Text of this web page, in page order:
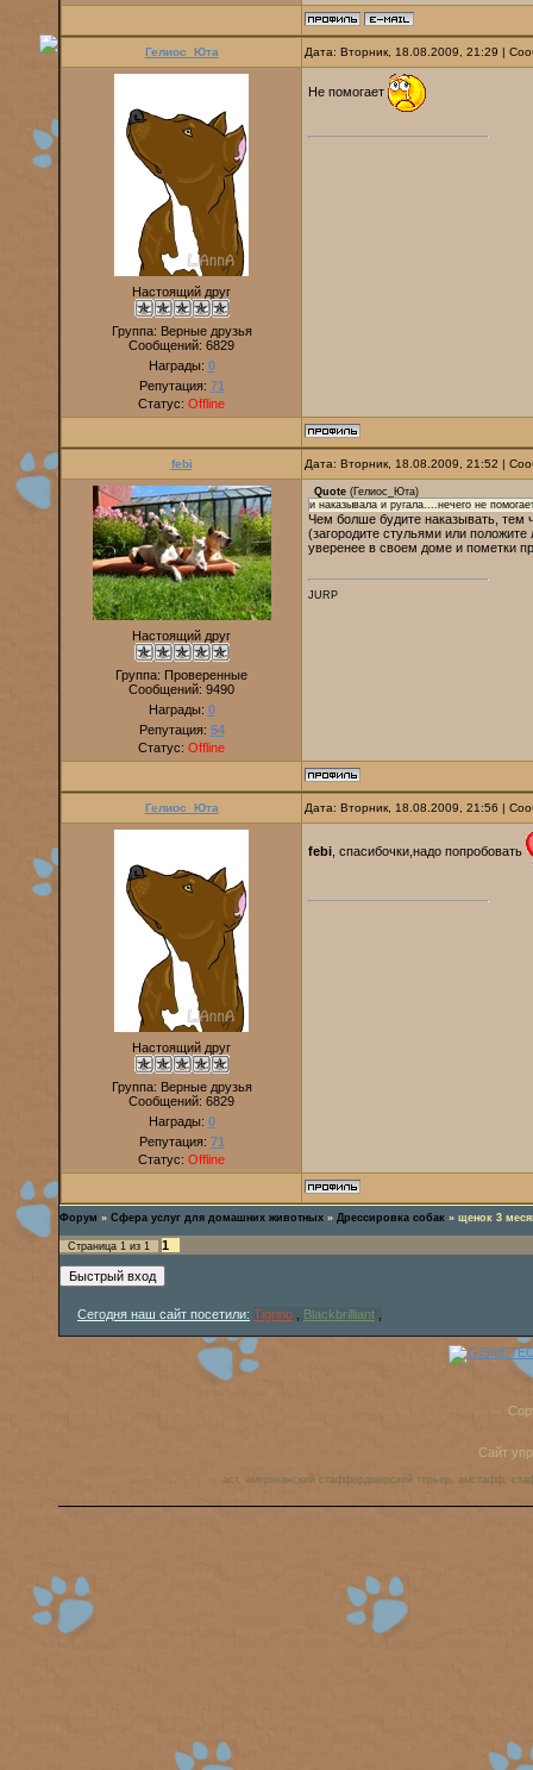
Гелиос_Юта Дата: Вторник, 18.08.2009, 21:29 |
Настоящий друг
Группа: Верные друзья
Сообщений: 6829
Награды: 0
Репутация: 71
Статус: Offline
Не помогает
febi Дата: Вторник, 18.08.2009, 21:52 |
Настоящий друг
Группа: Проверенные
Сообщений: 9490
Награды: 0
Репутация: 54
Статус: Offline
Quote (Гелиос_Юта)
и наказывала и ругала....нечего не
Чем болше будите наказывать, тем
(загородите стульями или
уверенее в своем доме и пометки
JURP
Гелиос_Юта Дата: Вторник, 18.08.2009, 21:56 |
Настоящий друг
Группа: Верные друзья
Сообщений: 6829
Награды: 0
Репутация: 71
Статус: Offline
febi , спасибочки,надо попробовать
Форум » Сфера услуг для домашних животных » Дрессировка собак » щенок 3
Страница 1 из 1 1
Сегодня наш сайт посетили: Tigrino Blackbrilliant
Сайт
аст, американский стаффордширский терьер, амстафф,